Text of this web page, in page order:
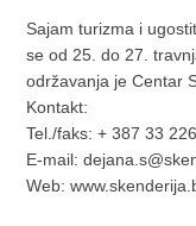
Sajam turizma i
se od 25. do 27.
održavanja je Centar
Kontakt:
Tel./faks: + 387 33
E-mail:
Web: